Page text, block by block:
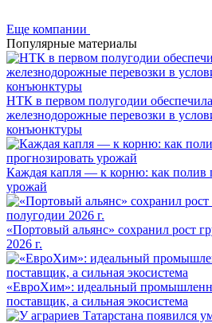
Еще компании
Популярные материалы
НТК в первом полугодии
железнодорожные перевозки в
конъюнктуры
Каждая капля — к корню: как полив
урожай
«Портовый альянс» сохранил рост
2026 г.
«ЕвроХим»: идеальный
поставщик, а сильная экосистема